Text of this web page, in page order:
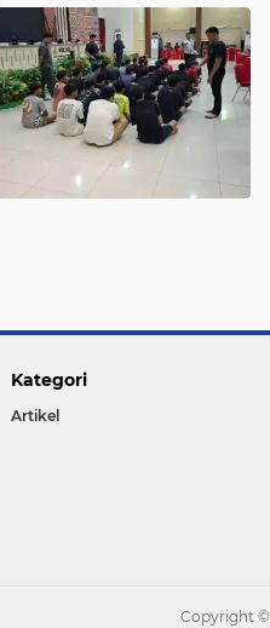
Kategori
Artikel
Copyright ©